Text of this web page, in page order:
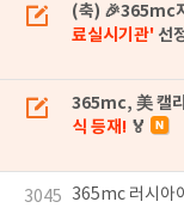
(축)
료실시기관' 선
365mc, 美 캘
식 등재! 🏅
3045 365mc 러시아